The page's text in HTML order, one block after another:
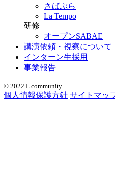
さばぷら
La Tempo
研修
オープンSABAE
講演依頼・視察について
インターン生採用
事業報告
© 2022 L community.
個人情報保護方針 サイトマッ